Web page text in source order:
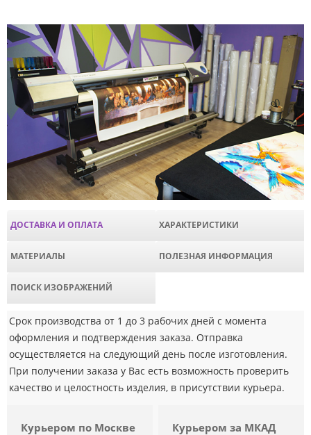
ДОСТАВКА И ОПЛАТА ХАРАКТЕРИСТИКИ
МАТЕРИАЛЫ ПОЛЕЗНАЯ ИНФОРМАЦИЯ
ПОИСК ИЗОБРАЖЕНИЙ
Срок производства от 1 до 3 рабочих дней с момента
оформления и подтверждения заказа. Отправка
осуществляется на следующий день после изготовления.
При получении заказа у Вас есть возможность проверить
качество и целостность изделия, в присутствии курьера.
Курьером по Москве Курьером за МКАД